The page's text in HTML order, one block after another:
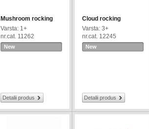
Mushroom rocking
Varsta: 1+
nr.cat. 11262
New
Detalii produs
Cloud rocking
Varsta: 3+
nr.cat. 12245
New
Detalii produs